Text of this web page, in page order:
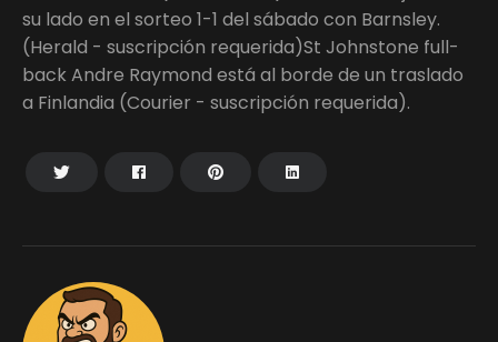
su lado en el sorteo 1-1 del sábado con Barnsley.
(Herald - suscripción requerida)St Johnstone full-
back Andre Raymond está al borde de un traslado
a Finlandia (Courier - suscripción requerida).